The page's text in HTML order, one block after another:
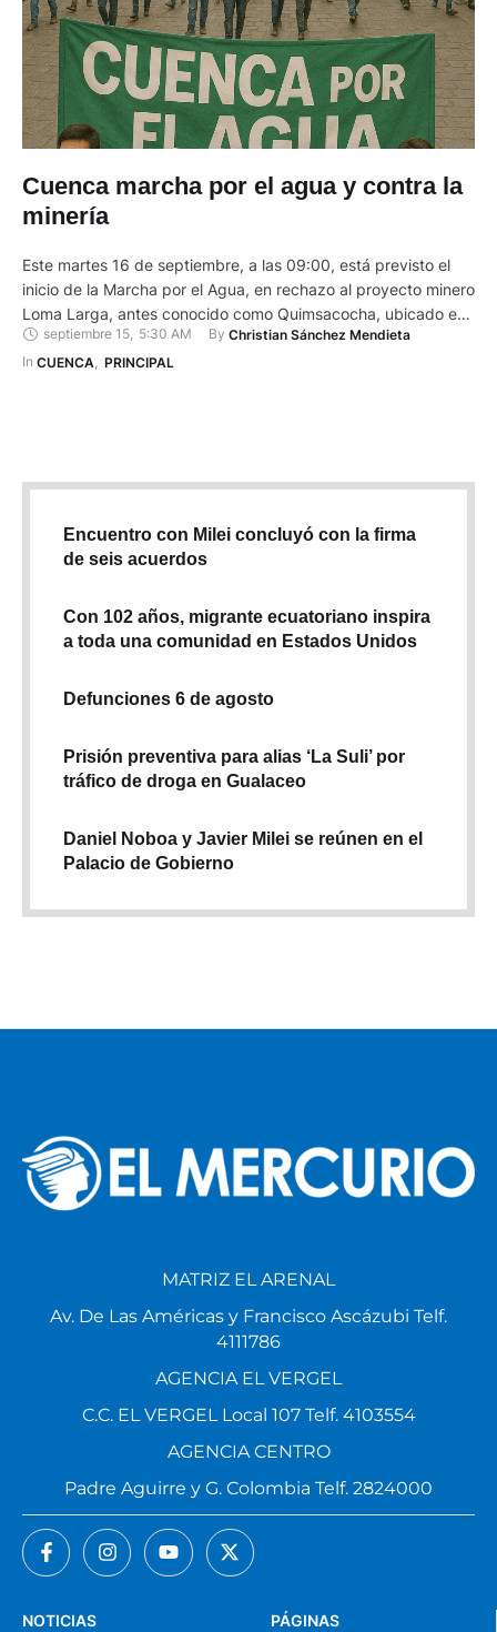
Cuenca marcha por el agua y contra la
minería
Este martes 16 de septiembre, a las 09:00, está previsto el
inicio de la Marcha por el Agua, en rechazo al proyecto minero
Loma Larga, antes conocido como Quimsacocha, ubicado en
Cuenca y San Fernando. El recorrido partirá desde la
Plazoleta San Roque, continuará por la subida de la
septiembre 15, 5:30 AM By Christian Sánchez Mendieta
In CUENCA PRINCIPAL
Encuentro con Milei concluyó con la firma
de seis acuerdos
Con 102 años, migrante ecuatoriano inspira
a toda una comunidad en Estados Unidos
Defunciones 6 de agosto
Prisión preventiva para alias ‘La Suli’ por
tráfico de droga en Gualaceo
Daniel Noboa y Javier Milei se reúnen en el
Palacio de Gobierno
PÁGINAS
NOTICIAS
MATRIZ EL ARENAL
Av. De Las Américas y Francisco Ascázubi Telf.
4111786
AGENCIA EL VERGEL
C.C. EL VERGEL Local 107 Telf. 4103554
AGENCIA CENTRO
Padre Aguirre y G. Colombia Telf. 2824000